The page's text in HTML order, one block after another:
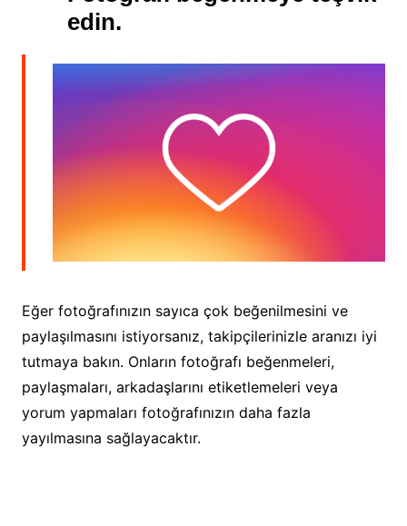
edin.
Eğer fotoğrafınızın sayıca çok beğenilmesini ve
paylaşılmasını istiyorsanız, takipçilerinizle aranızı iyi
tutmaya bakın. Onların fotoğrafı beğenmeleri,
paylaşmaları, arkadaşlarını etiketlemeleri veya
yorum yapmaları fotoğrafınızın daha fazla
yayılmasına sağlayacaktır.